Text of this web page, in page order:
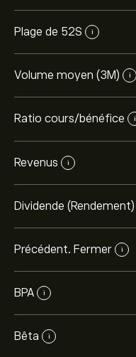
Plage de 52S i
Volume moyen (3M) i
Ratio cours/bénéfice i
Revenus i
Dividende (Rendement)
Précédent. Fermer i
BPA i
Bêta i